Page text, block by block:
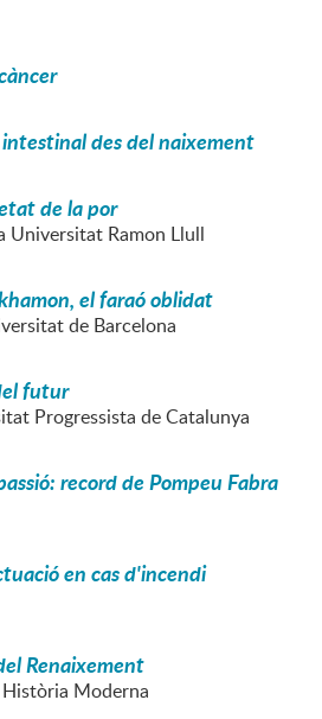
des del naixement
de la por
Universitat Ramon Llull
el faraó oblidat
de Barcelona
futur
Progressista de Catalunya
record de Pompeu Fabra
en cas d'incendi
Renaixement
Moderna